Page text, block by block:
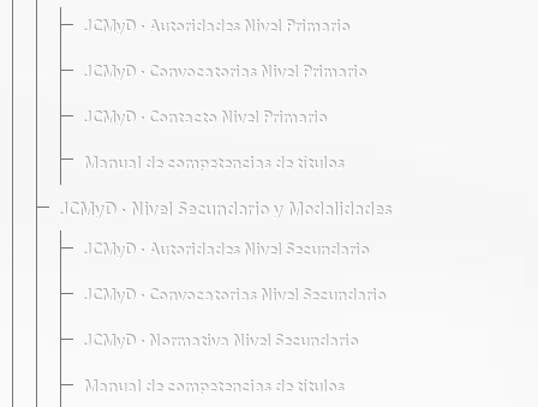
JCMyD · Autoridades Nivel Primario
JCMyD · Convocatorias Nivel Primario
JCMyD · Contacto Nivel Primario
Manual de competencias de títulos
JCMyD · Nivel Secundario y Modalidades
JCMyD · Autoridades Nivel Secundario
JCMyD · Convocatorias Nivel Secundario
JCMyD · Normativa Nivel Secundario
Manual de competencias de títulos